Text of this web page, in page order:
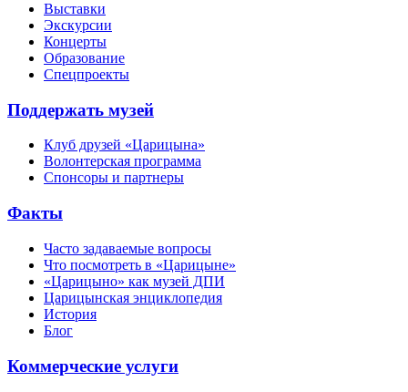
Выставки
Экскурсии
Концерты
Образование
Спецпроекты
Поддержать музей
Клуб друзей «Царицына»
Волонтерская программа
Спонсоры и партнеры
Факты
Часто задаваемые вопросы
Что посмотреть в «Царицыне»
«Царицыно» как музей ДПИ
Царицынская энциклопедия
История
Блог
Коммерческие услуги